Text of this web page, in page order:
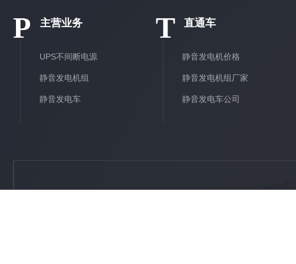
P 主营业务
UPS不间断电源
静音发电机组
静音发电车
T 直通车
静音发电机价格
静音发电机组厂家
静音发电车公司